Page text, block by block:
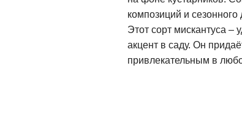
композиций и сезонного
Этот сорт мискантуса –
акцент в саду. Он
привлекательным в